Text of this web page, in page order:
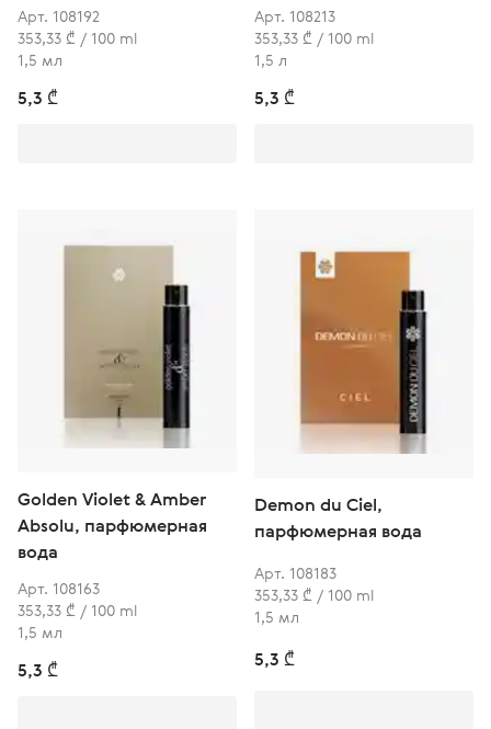
Арт. 108192
353,33 ₾ / 100 ml
1,5 мл
5,3 ₾
Арт. 108213
353,33 ₾ / 100 ml
1,5 л
5,3 ₾
Golden Violet & Amber
Absolu, парфюмерная
вода
Арт. 108163
353,33 ₾ / 100 ml
1,5 мл
5,3 ₾
Demon du Ciel,
парфюмерная вода
Арт. 108183
353,33 ₾ / 100 ml
1,5 мл
5,3 ₾